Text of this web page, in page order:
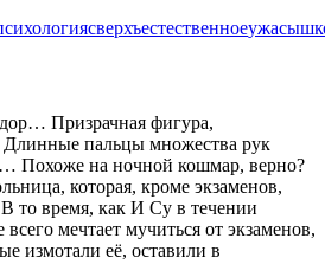
сверхъестественноеужасы
Призрачная фигура,
пальцы множества рук
Похоже на ночной кошмар, верно?
которая, кроме экзаменов,
В то время, как И Су в течении
мечтает мучиться от экзаменов,
измотали её, оставили в